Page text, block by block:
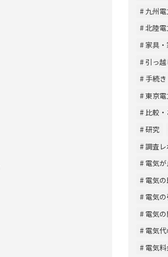
九州
北陸
家具
引っ
手続き
東京
比較
研究
調査
電気
電気
電気
電気
電気
電気料